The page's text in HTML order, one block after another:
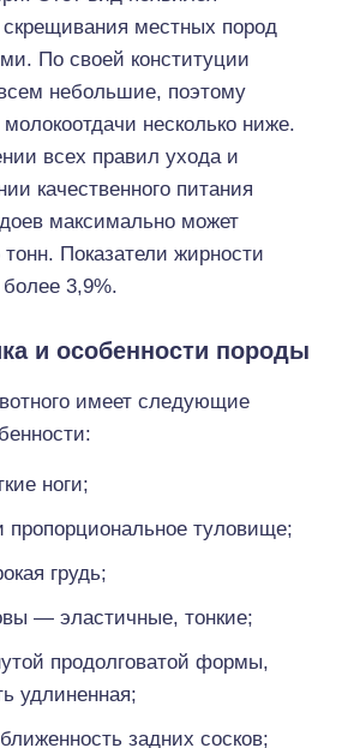
скрещивания местных пород
По своей конституции
небольшие, поэтому
молокоотдачи несколько ниже.
всех правил ухода и
качественного питания
максимально может
тонн. Показатели жирности
3,9%.
и особенности породы
имеет следующие
ноги;
пропорциональное туловище;
грудь;
— эластичные, тонкие;
продолговатой формы,
удлиненная;
задних сосков;